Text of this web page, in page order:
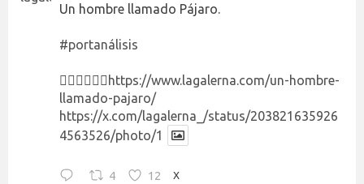
Un hombre llamado Pájaro.
#portanálisis
👉🏻👉🏻👉🏻 https://www.lagalerna.com/un-hombre-
llamado-pajaro/
https://x.com/lagalerna_/status/203821635926
4563526/photo/1
4 12 X